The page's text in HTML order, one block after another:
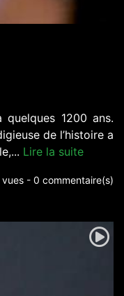
1200 ans.
de l’histoire a
Lire la suite
- 0 commentaire(s)